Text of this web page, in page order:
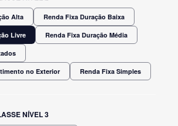
Alta Renda Fixa Duração Baixa
Livre Renda Fixa Duração Média
no Exterior Renda Fixa Simples
NÍVEL 3